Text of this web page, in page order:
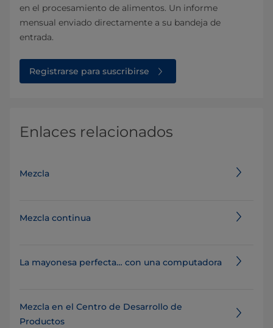
en el procesamiento de alimentos. Un informe
mensual enviado directamente a su bandeja de
entrada.
Registrarse para suscribirse
Enlaces relacionados
Mezcla
Mezcla continua
La mayonesa perfecta… con una computadora
Mezcla en el Centro de Desarrollo de
Productos